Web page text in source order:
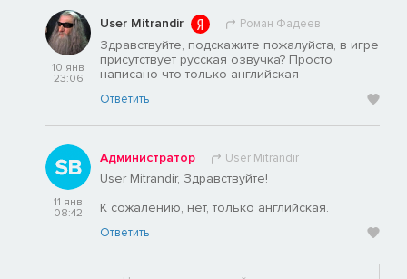
10 янв
23:06
User Mitrandir Роман Фадеев
Здравствуйте, подскажите пожалуйста, в игре
присутствует русская озвучка? Просто
написано что только английская
Ответить
11 янв
08:42
Администратор User Mitrandir
User Mitrandir, Здравствуйте!
К сожалению, нет, только английская.
Ответить